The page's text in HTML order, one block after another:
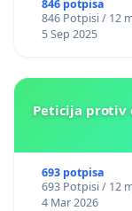
846 potpisa
846 Potpisi / 12
5 Sep 2025
Peticija protiv
693 potpisa
693 Potpisi / 12
4 Mar 2026